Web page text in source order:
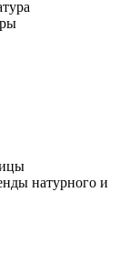
натурного и